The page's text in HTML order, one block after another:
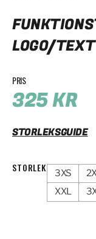
LOGO/TEXT
325KR
STORLEKSGUIDE
STORLEK 3XS
XXL